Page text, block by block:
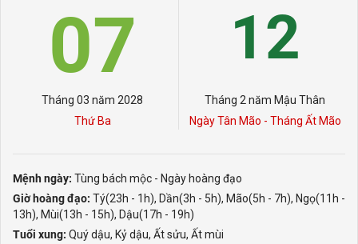
07
Tháng 03 năm 2028
Thứ Ba
12
Tháng 2 năm Mậu Thân
Ngày Tân Mão - Tháng Ất Mão
Mệnh ngày: Tùng bách mộc - Ngày hoàng đạo
Giờ hoàng đạo: Tý(23h - 1h), Dần(3h - 5h), Mão(5h - 7h), Ngọ(11h -
13h), Mùi(13h - 15h), Dậu(17h - 19h)
Tuổi xung: Quý dậu, Kỷ dậu, Ất sửu, Ất mùi